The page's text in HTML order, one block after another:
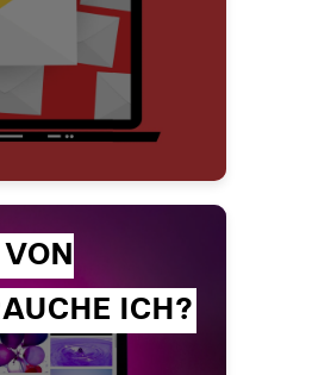
ICH?